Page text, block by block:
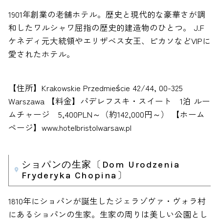
1901年創業の老舗ホテル。歴史と現代的な豪華さが調
和したワルシャワ屈指の歴史的建造物のひとつ。 J.F
ケネディ元大統領やエリザベス女王、ピカソなどVIPに
愛されたホテル。
【住所】Krakowskie Przedmieście 42/44, 00-325
Warszawa 【料金】パデレフスキ・スイート 1泊 ルー
ムチャージ 5,400PLN～（約142,000円～） 【ホーム
ページ】www.hotelbristolwarsaw.pl
ショパンの生家〔Dom Urodzenia
Fryderyka Chopina〕
1810年にショパンが誕生したジェラゾヴァ・ヴォラ村
にあるショパンの生家。生家の周りは美しい公園とし